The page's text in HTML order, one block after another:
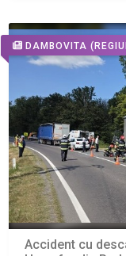
DAMBOVITA
Accident cu